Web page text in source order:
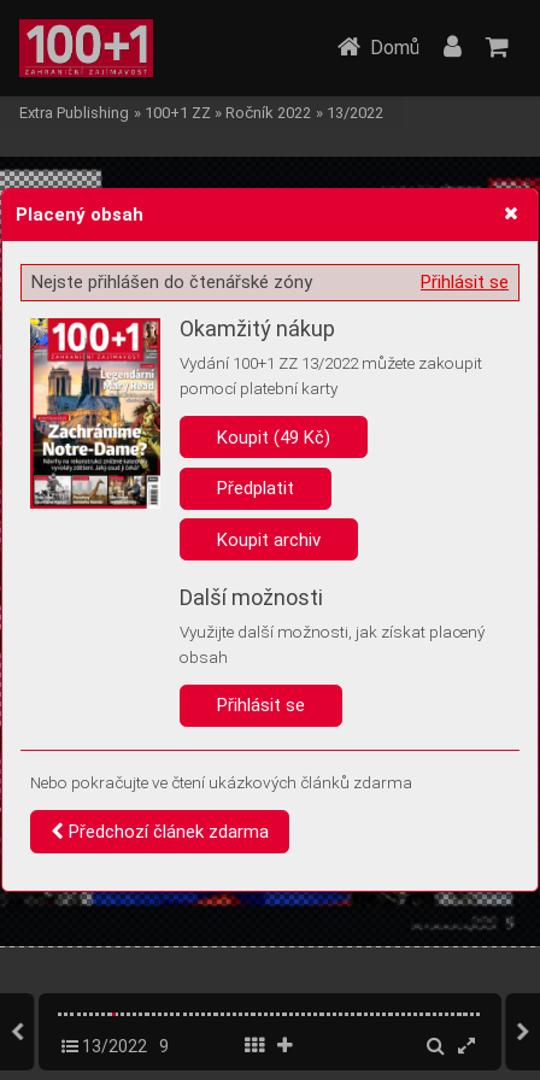
Žádost o souhlas s ukládáním volitelných informací
Pro základní fungování webu nepotřebujeme ukládat žádné informace
(tzv. cookies apod.). Rádi bychom vás ale požádali o souhlas s
uložením volitelných informací:
Anonymní unikátní ID
Díky němu příště poznáme, že se jedná o stejné zařízení, a
Identifikátor je zcela anonymní.
Vaše souhlasy a odmítnutí si ukládáme do vašeho zařízení, abychom se
vás už příště znovu neptali. Můžete je kdykoli později upravit ve Správě
Domů
Extra Publishing » 100+1 ZZ » Ročník 2022 » 13/2022
13/2022 9
Placený obsah
Přihlásit se
Nejste přihlášen do čtenářské zóny
Okamžitý nákup
Vydání 100+1 ZZ 13/2022 můžete zakoupit
pomocí platební karty
Koupit (49 Kč)
Předplatit
Koupit archiv
Další možnosti
Využijte další možnosti, jak získat placený
obsah
Přihlásit se
Nebo pokračujte ve čtení ukázkových článků zdarma
Předchozí článek zdarma